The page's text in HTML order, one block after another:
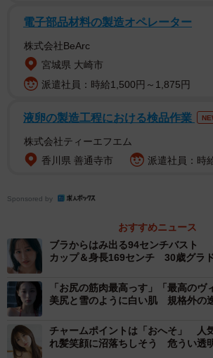
（NHK）、映画『ソーゾク』などで女
年からグラビアで各誌の表紙を飾る。
しるべ』（講談社）が発売中。公式X
Instagram：@fukuiririka
電子部品材料の製造オペレーター
株式会社BeArc
宮城県 大崎市
派遣社員：時給1,500円～1,875円
液卵の製造工程における検品作業
株式会社ティーエフエム
香川県 善通寺市
派遣社員：時
Sponsored by
おすすめニュース
ブラからはみ出る94センチバスト
カップ＆身長169センチ 30歳グラ
「お尻の筋肉最高っす」「最高の
美尻と雪のように白い肌 規格外の
チャームポイントは「おへそ」 人
れ髪笑顔に沼落ちしそう 危うい透